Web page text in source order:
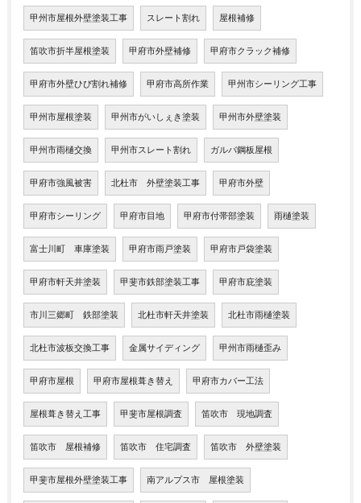
甲州市屋根外壁塗装工事 スレート割れ 屋根補修
笛吹市折半屋根塗装 甲府市外壁補修 甲府市クラック補修
甲府市外壁ひび割れ補修 甲府市高所作業 甲州市シーリング工事
甲州市屋根塗装 甲州市がいしぇき塗装 甲州市外壁塗装
甲州市雨樋交換 甲州市スレート割れ ガルバ鋼板屋根
甲府市強風被害 北杜市 外壁塗装工事 甲府市外壁
甲府市シーリング 甲府市目地 甲府市付帯部塗装 雨樋塗装
富士川町 車庫塗装 甲府市雨戸塗装 甲府市戸袋塗装
甲府市軒天井塗装 甲斐市鉄部塗装工事 甲府市庇塗装
市川三郷町 鉄部塗装 北杜市軒天井塗装 北杜市雨樋塗装
北杜市波板交換工事 金属サイディング 甲州市雨樋歪み
甲府市屋根 甲府市屋根葺き替え 甲府市カバー工法
屋根葺き替え工事 甲斐市屋根調査 笛吹市 現地調査
笛吹市 屋根補修 笛吹市 住宅調査 笛吹市 外壁塗装
甲斐市屋根外壁塗装工事 南アルプス市 屋根塗装